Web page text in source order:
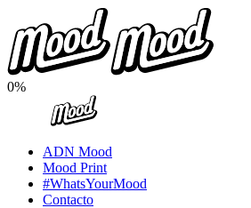
0%
ADN Mood
Mood Print
#WhatsYourMood
Contacto